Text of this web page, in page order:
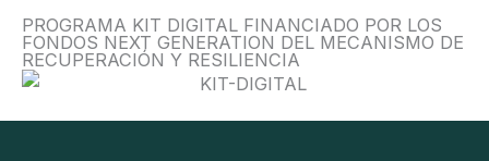
PROGRAMA KIT DIGITAL FINANCIADO POR LOS
FONDOS NEXT GENERATION DEL MECANISMO DE
RECUPERACIÓN Y RESILIENCIA